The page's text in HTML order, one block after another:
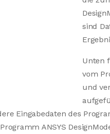
sind
Unten
vom
und
Eingabedaten des
ANSYS